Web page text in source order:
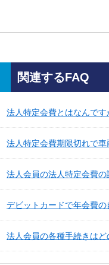
関連するFAQ
法人特定会費とはなんです
法人特定会費期限切れで車
法人会員の法人特定会費
デビットカードで年会費の
法人会員の各種手続きはど